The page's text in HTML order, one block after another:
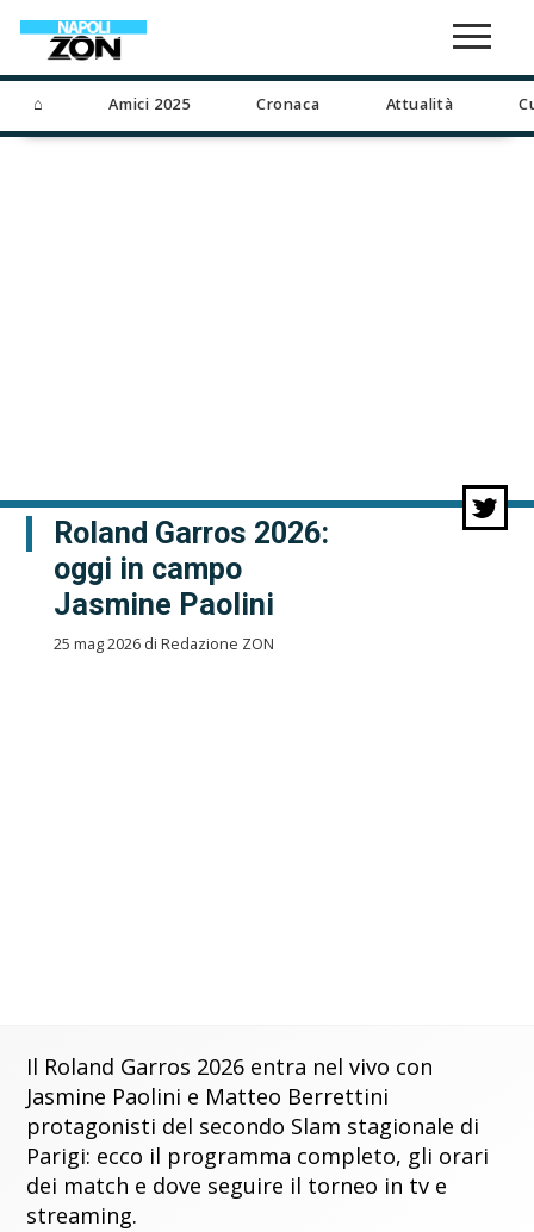
⌂ Amici 2025 Cronaca Attualità
Roland Garros 2026:
oggi in campo
Jasmine Paolini
25 mag 2026 di Redazione ZON
Il Roland Garros 2026 entra nel vivo con
Jasmine Paolini e Matteo Berrettini
protagonisti del secondo Slam stagionale di
Parigi: ecco il programma completo, gli orari
dei match e dove seguire il torneo in tv e
streaming.